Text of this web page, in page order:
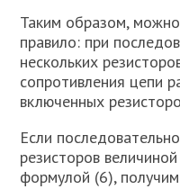
Таким образом,
правило: при
нескольких
сопротивления цепи
включенных
Если
резисторов
формулой (6),